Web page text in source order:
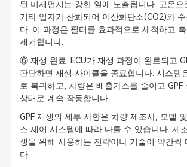
된 미세먼지는 강한 열에 노출됩니다. 고온으
기타 입자가 산화되어 이산화탄소(CO2)와
다. 이 과정은 필터를 효과적으로 세척하고
제거합니다.
⑥ 재생 완료: ECU가 재생 과정이 완료되고
판단하면 재생 사이클을 종료합니다. 시스템
로 복귀하고, 차량은 배출가스를 줄이고 GPF
상태로 계속 작동합니다.
GPF 재생의 세부 사항은 차량 제조사, 모델
스 제어 시스템에 따라 다를 수 있습니다. 제
생을 위해 사용하는 전략이나 기술이 약간씩
다.